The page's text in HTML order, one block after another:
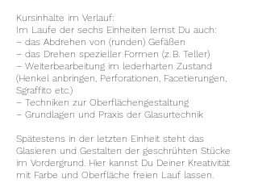
Kursinhalte im Verlauf:
Im Laufe der sechs Einheiten lernst Du auch:
– das Abdrehen von (runden) Gefäßen
– das Drehen spezieller Formen (z. B. Teller)
– Weiterbearbeitung im lederharten Zustand
(Henkel anbringen, Perforationen, Facetierungen,
Sgraffito etc.)
– Techniken zur Oberflächengestaltung
– Grundlagen und Praxis der Glasurtechnik
Spätestens in der letzten Einheit steht das
Glasieren und Gestalten der geschrühten Stücke
im Vordergrund. Hier kannst Du Deiner Kreativität
mit Farbe und Oberfläche freien Lauf lassen.